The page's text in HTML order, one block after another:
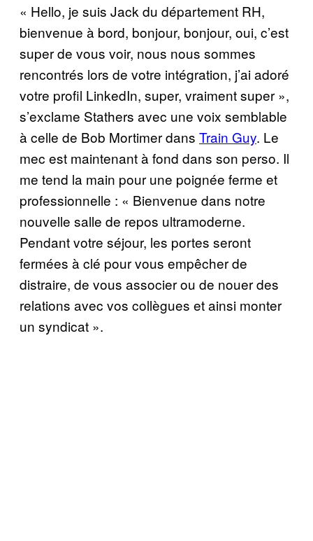
« Hello, je suis Jack du département RH,
bienvenue à bord, bonjour, bonjour, oui, c’est
super de vous voir, nous nous sommes
rencontrés lors de votre intégration, j’ai adoré
votre profil LinkedIn, super, vraiment super »,
s’exclame Stathers avec une voix semblable
à celle de Bob Mortimer dans Train Guy. Le
mec est maintenant à fond dans son perso. Il
me tend la main pour une poignée ferme et
professionnelle : « Bienvenue dans notre
nouvelle salle de repos ultramoderne.
Pendant votre séjour, les portes seront
fermées à clé pour vous empêcher de
distraire, de vous associer ou de nouer des
relations avec vos collègues et ainsi monter
un syndicat ».